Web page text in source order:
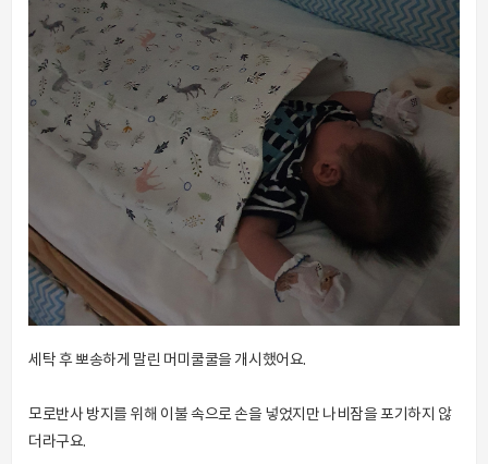
세탁 후 뽀송하게 말린 머미쿨쿨을 개시했어요.
모로반사 방지를 위해 이불 속으로 손을 넣었지만 나비잠을 포기하지 않
더라구요.